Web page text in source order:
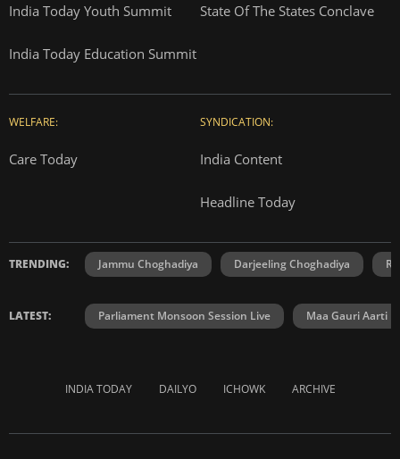
India Today Youth Summit State Of The States Conclave
India Today Education Summit
WELFARE:
Care Today
SYNDICATION:
India Content
Headline Today
TRENDING: Jammu Choghadiya Darjeeling Choghadiya
LATEST: Parliament Monsoon Session Live Maa Gauri Aarti
INDIA TODAY DAILYO ICHOWK ARCHIVE